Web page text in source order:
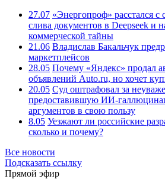
27.07 «Энергопроф» расстался с
слива документов в Deepseek и
коммерческой тайны
21.06 Владислав Бакальчук
маркетплейсов
28.05 Почему «Яндекс» продал
объявлений Auto.ru, но хочет
20.05 Суд оштрафовал за
предоставившую ИИ-
аргументов в свою пользу
8.05 Уезжают ли российские
сколько и почему?
Все новости
Подсказать ссылку
Прямой эфир